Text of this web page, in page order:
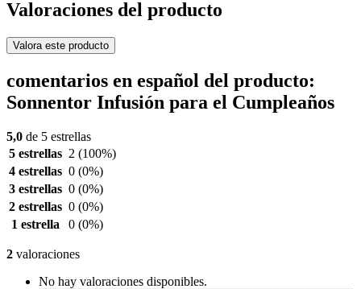
Valoraciones del producto
Valora este producto
comentarios en español del producto:
Sonnentor Infusión para el Cumpleaños
5,0 de 5 estrellas
5 estrellas 2 (100%)
4 estrellas 0 (0%)
3 estrellas 0 (0%)
2 estrellas 0 (0%)
1 estrella
0 (0%)
2 valoraciones
No hay valoraciones disponibles.